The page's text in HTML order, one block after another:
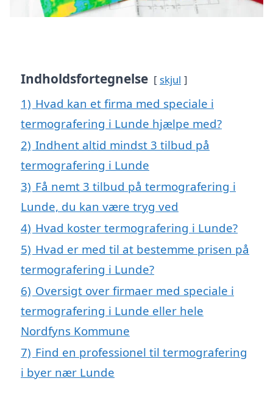
Indholdsfortegnelse skjul
1) Hvad kan et firma med speciale i
termografering i Lunde hjælpe med?
2) Indhent altid mindst 3 tilbud på
termografering i Lunde
3) Få nemt 3 tilbud på termografering i
Lunde, du kan være tryg ved
4) Hvad koster termografering i Lunde?
5) Hvad er med til at bestemme prisen på
termografering i Lunde?
6) Oversigt over firmaer med speciale i
termografering i Lunde eller hele
Nordfyns Kommune
7) Find en professionel til termografering
i byer nær Lunde